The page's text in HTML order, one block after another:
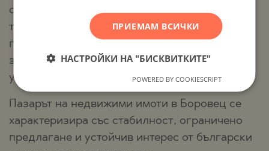
отрицателни йони. Микроклиматът и
тишината на планината превръщат района в
предпочитан избор за клиенти, които ценят
здравословния начин на живот и
уединението.
Пазарът на недвижими имоти в Боровец се
характеризира със стабилност, ограничено
предлагане и устойчив интерес от български
ROMANIAN
SERBIAN
ПРИЕМАМ ВСИЧКИ
НАСТРОЙКИ НА "БИСКВИТКИТЕ"
POWERED BY COOKIESCRIPT